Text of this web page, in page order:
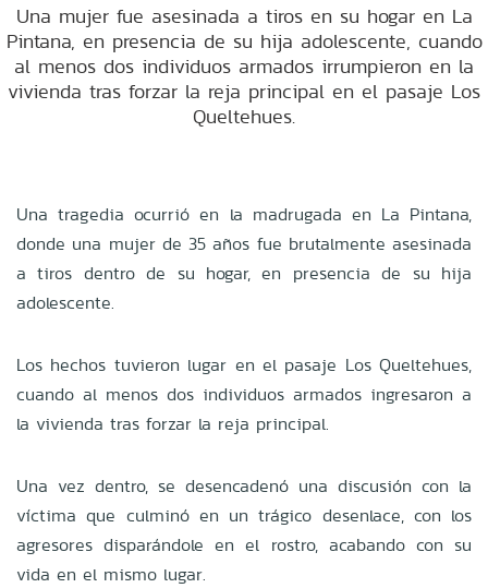
Una mujer fue asesinada a tiros en su hogar en La
Pintana, en presencia de su hija adolescente, cuando
al menos dos individuos armados irrumpieron en la
vivienda tras forzar la reja principal en el pasaje Los
Queltehues.
Una tragedia ocurrió en la madrugada en La Pintana,
donde una mujer de 35 años fue brutalmente asesinada
a tiros dentro de su hogar, en presencia de su hija
adolescente.
Los hechos tuvieron lugar en el pasaje Los Queltehues,
cuando al menos dos individuos armados ingresaron a
la vivienda tras forzar la reja principal.
Una vez dentro, se desencadenó una discusión con la
víctima que culminó en un trágico desenlace, con los
agresores disparándole en el rostro, acabando con su
vida en el mismo lugar.